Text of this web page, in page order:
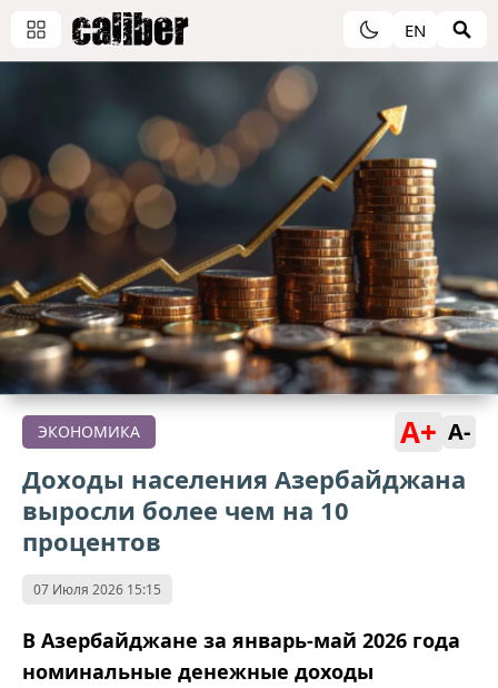
EN
ЭКОНОМИКА A+ A-
Доходы населения Азербайджана
выросли более чем на 10
процентов
07 Июля 2026 15:15
В Азербайджане за январь-май 2026 года
номинальные денежные доходы